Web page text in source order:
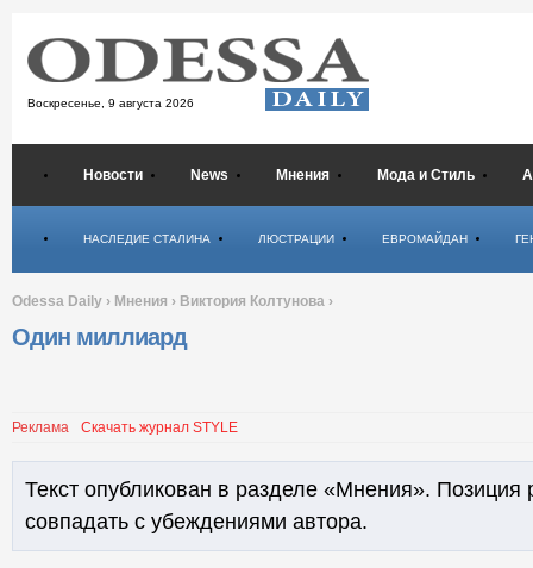
Воскресенье, 9 августа 2026
Новости News Мнения Мода и Стиль
НАСЛЕДИЕ СТАЛИНА ЛЮСТРАЦИИ ЕВРОМАЙДАН
Odessa Daily › Мнения › Виктория Колтунова ›
Один миллиард
Реклама Скачать журнал STYLE
Текст опубликован в разделе «Мнения». Позиция
совпадать с убеждениями автора.